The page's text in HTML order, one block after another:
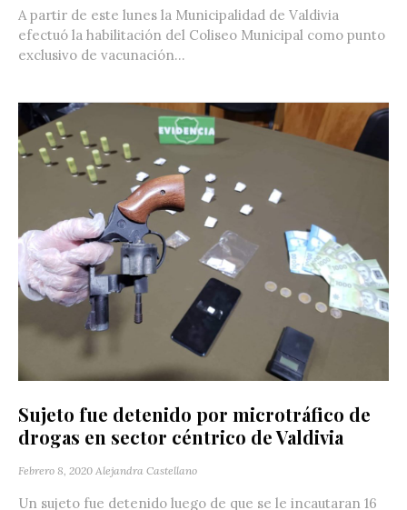
A partir de este lunes la Municipalidad de Valdivia
efectuó la habilitación del Coliseo Municipal como punto
exclusivo de vacunación...
Sujeto fue detenido por microtráfico de
drogas en sector céntrico de Valdivia
Febrero 8, 2020 Alejandra Castellano
Un sujeto fue detenido luego de que se le incautaran 16